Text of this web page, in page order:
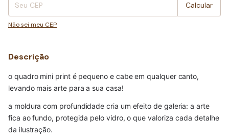
Calcular
Não sei meu CEP
Descrição
o quadro mini print é pequeno e cabe em qualquer canto,
levando mais arte para a sua casa!
a moldura com profundidade cria um efeito de galeria: a arte
fica ao fundo, protegida pelo vidro, o que valoriza cada detalhe
da ilustração.